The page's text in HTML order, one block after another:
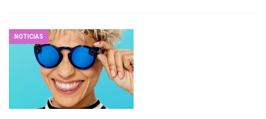
NOTICIAS